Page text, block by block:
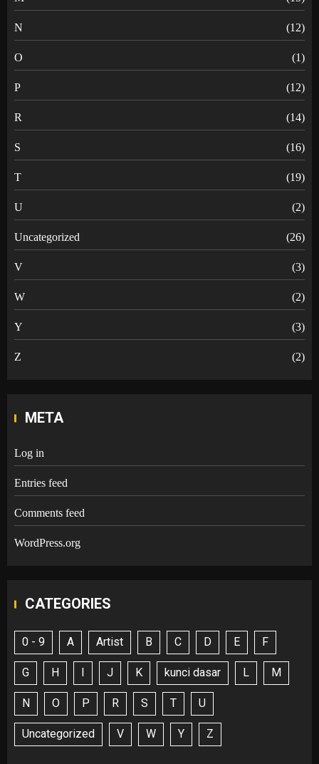
N (12)
O (1)
P (12)
R (14)
S (16)
T (19)
U (2)
Uncategorized (26)
V (3)
W (2)
Y (3)
Z (2)
META
Log in
Entries feed
Comments feed
WordPress.org
CATEGORIES
0 - 9 A Artist B C D E F
G H I J K kunci dasar L M
N O P R S T U
Uncategorized V W Y Z